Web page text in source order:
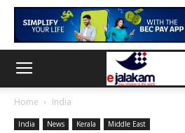
Home India
India News Kerala Middle East